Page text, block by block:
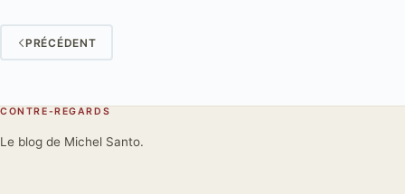
PRÉCÉDENT
CONTRE-REGARDS
Le blog de Michel Santo.